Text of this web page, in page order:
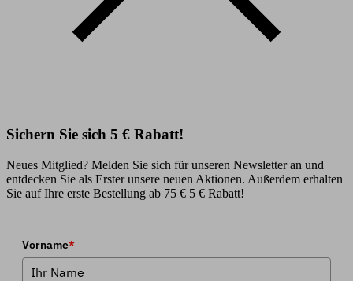
Sichern Sie sich 5 € Rabatt!
Neues Mitglied? Melden Sie sich für unseren Newsletter an und
entdecken Sie als Erster unsere neuen Aktionen. Außerdem erhalten
Sie auf Ihre erste Bestellung ab 75 € 5 € Rabatt!
Vorname*